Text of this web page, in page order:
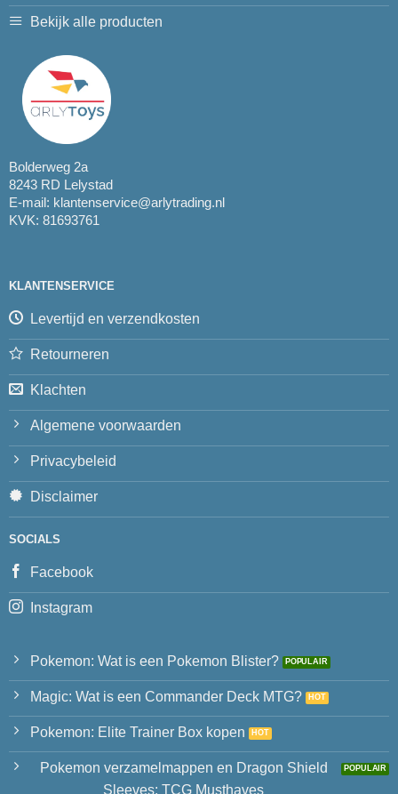
Bekijk alle producten
Bolderweg 2a
8243 RD Lelystad
E-mail: klantenservice@arlytrading.nl
KVK: 81693761
KLANTENSERVICE
Levertijd en verzendkosten
Retourneren
Klachten
Algemene voorwaarden
Privacybeleid
Disclaimer
SOCIALS
Facebook
Instagram
Pokemon: Wat is een Pokemon Blister?
Magic: Wat is een Commander Deck MTG?
Pokemon: Elite Trainer Box kopen
Pokemon verzamelmappen en Dragon Shield
Sleeves: TCG Musthaves